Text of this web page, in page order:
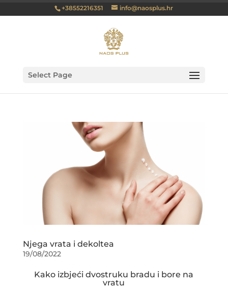
+38552216351 info@naosplus.hr
Select Page
Njega vrata i dekoltea
19/08/2022
Kako izbjeći dvostruku bradu i bore na
vratu